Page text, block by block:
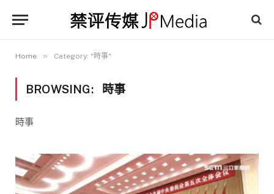
Home » Category: "時事"
BROWSING: 時事
時事